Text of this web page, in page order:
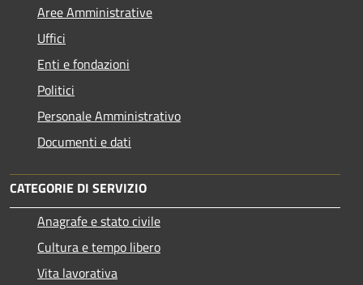
Aree Amministrative
Uffici
Enti e fondazioni
Politici
Personale Amministrativo
Documenti e dati
CATEGORIE DI SERVIZIO
Anagrafe e stato civile
Cultura e tempo libero
Vita lavorativa